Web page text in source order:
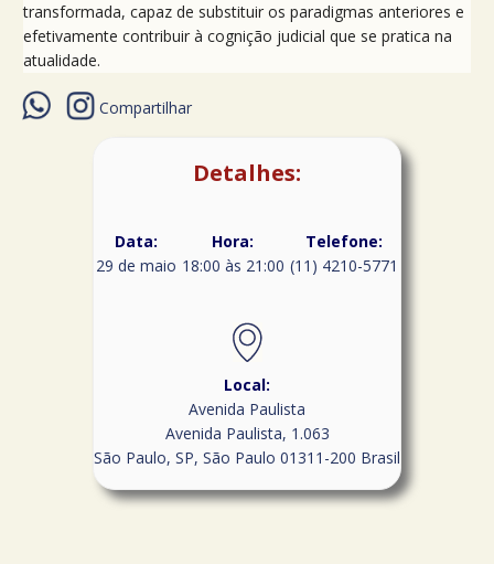
transformada, capaz de substituir os paradigmas anteriores e
efetivamente contribuir à cognição judicial que se pratica na
atualidade.
Compartilhar
Detalhes:
Data:
29 de maio
Hora:
18:00 às 21:00
Telefone:
(11) 4210-5771
Local:
Avenida Paulista
Avenida Paulista, 1.063
São Paulo, SP, São Paulo 01311-200 Brasil